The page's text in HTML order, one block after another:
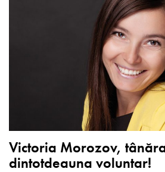
Victoria Morozov,
dintotdeauna voluntar!